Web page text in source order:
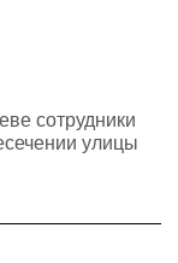
сотрудники
улицы